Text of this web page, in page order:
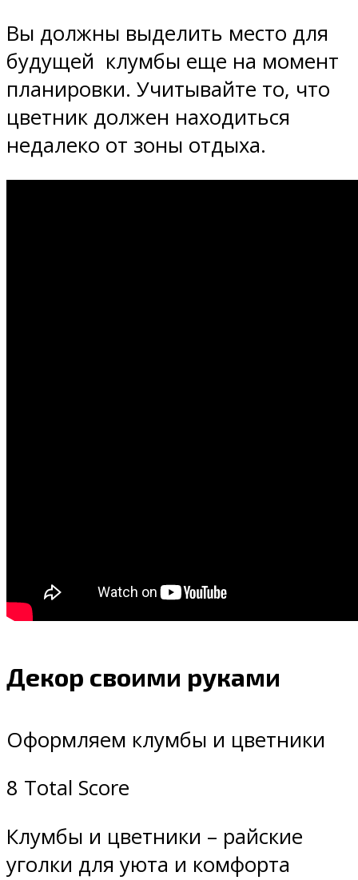
Вы должны выделить место для
будущей клумбы еще на момент
планировки. Учитывайте то, что
цветник должен находиться
недалеко от зоны отдыха.
Декор своими руками
Оформляем клумбы и цветники
8 Total Score
Клумбы и цветники – райские
уголки для уюта и комфорта